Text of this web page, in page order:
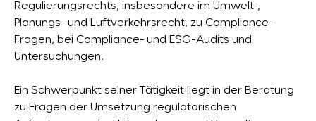
Regulierungsrechts, insbesondere im Umwelt-,
Planungs- und Luftverkehrsrecht, zu Compliance-
Fragen, bei Compliance- und ESG-Audits und
Untersuchungen.
Ein Schwerpunkt seiner Tätigkeit liegt in der Beratung
zu Fragen der Umsetzung regulatorischen